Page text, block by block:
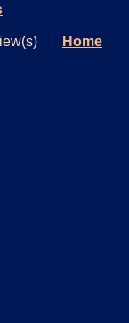
Home